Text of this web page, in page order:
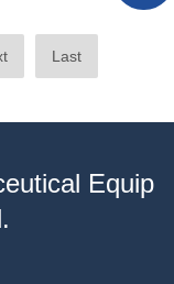
Last
Equip